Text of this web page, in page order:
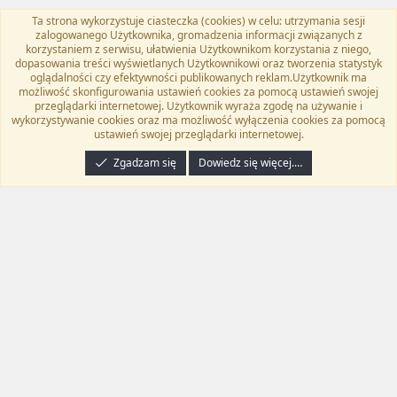
Flat Awesome + (Parent DO NOT EDIT)
Polski (PL)
Kontakt
Regulamin Polityka prywatności Pomoc
TwitterKontakt
RSS
Community platform by XenForo® © 2010-2024 XenForo Ltd.
programyzadarmo.net.pl . | Xenforo Add-ons
Email Check by MPM.PM
Ta strona wykorzystuje ciasteczka (cookies) w celu: utrzymania sesji
zalogowanego Użytkownika, gromadzenia informacji związanych z
korzystaniem z serwisu, ułatwienia Użytkownikom korzystania z niego,
dopasowania treści wyświetlanych Użytkownikowi oraz tworzenia statystyk
oglądalności czy efektywności publikowanych reklam.Użytkownik ma
możliwość skonfigurowania ustawień cookies za pomocą ustawień swojej
przeglądarki internetowej. Użytkownik wyraża zgodę na używanie i
wykorzystywanie cookies oraz ma możliwość wyłączenia cookies za pomocą
ustawień swojej przeglądarki internetowej.
Zgadzam się
Dowiedz się więcej.…